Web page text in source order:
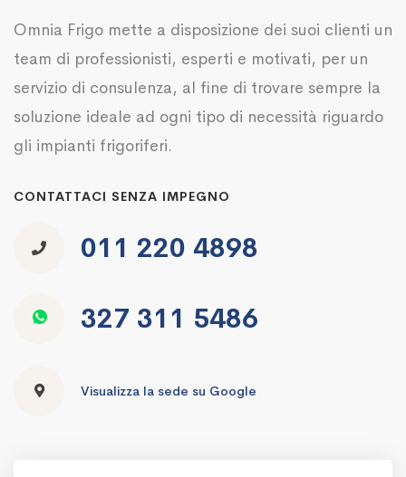
Omnia Frigo mette a disposizione dei suoi clienti un
team di professionisti, esperti e motivati, per un
servizio di consulenza, al fine di trovare sempre la
soluzione ideale ad ogni tipo di necessità riguardo
gli impianti frigoriferi.
CONTATTACI SENZA IMPEGNO
011 220 4898
327 311 5486
Visualizza la sede su Google